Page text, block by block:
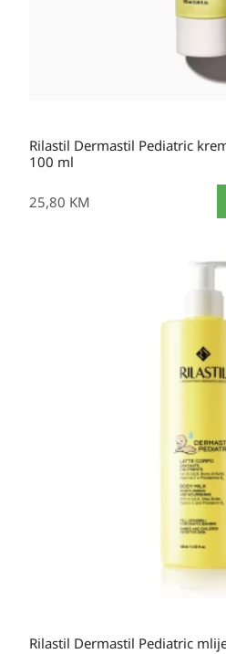
Rilastil Dermastil Pediatric
100 ml
25,80 KM
Rilastil Dermastil Pediatric